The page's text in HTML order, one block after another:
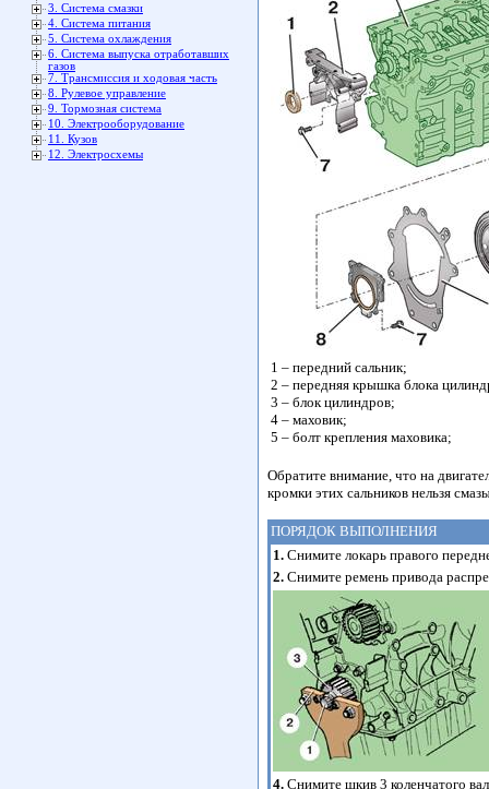
3. Система смазки
4. Система питания
5. Система охлаждения
6. Система выпуска отработавших
газов
7. Трансмиссия и ходовая часть
8. Рулевое управление
9. Тормозная система
10. Электрооборудование
11. Кузов
12. Электросхемы
1 – передний сальник;
2 – передняя крышка блока
3 – блок цилиндров;
4 – маховик;
5 – болт крепления маховика;
Обратите внимание, что на
кромки этих сальников нельзя
ПОРЯДОК ВЫПОЛНЕНИЯ
1. Снимите локарь правого
2. Снимите ремень привода
4. Снимите шкив 3 коленчатого